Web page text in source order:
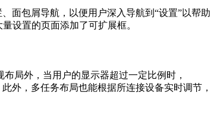
面包屑导航，以便用户深入导航到“设置”以帮助
设置的页面添加了可扩展框。
局外，当用户的显示器超过一定比例时，
外，多任务布局也能根据所连接设备实时调节，